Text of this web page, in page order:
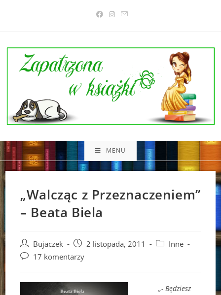
MENU
„Walcząc z Przeznaczeniem”
– Beata Biela
Post
author:
Bujaczek
Post
published:
2 listopada, 2011
PostInne
Post17 komentarzy
„- Będziesz